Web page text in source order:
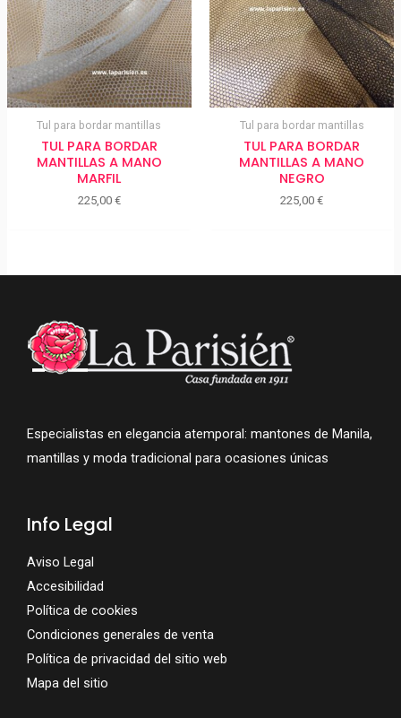
Tul para bordar mantillas
TUL PARA BORDAR
MANTILLAS A MANO
MARFIL
225,00 €
Tul para bordar mantillas
TUL PARA BORDAR
MANTILLAS A MANO
NEGRO
225,00€
Especialistas en elegancia atemporal: mantones de Manila,
mantillas y moda tradicional para ocasiones únicas
Info Legal
Aviso Legal
Accesibilidad
Política de cookies
Condiciones generales de venta
Política de privacidad del sitio web
Mapa del sitio